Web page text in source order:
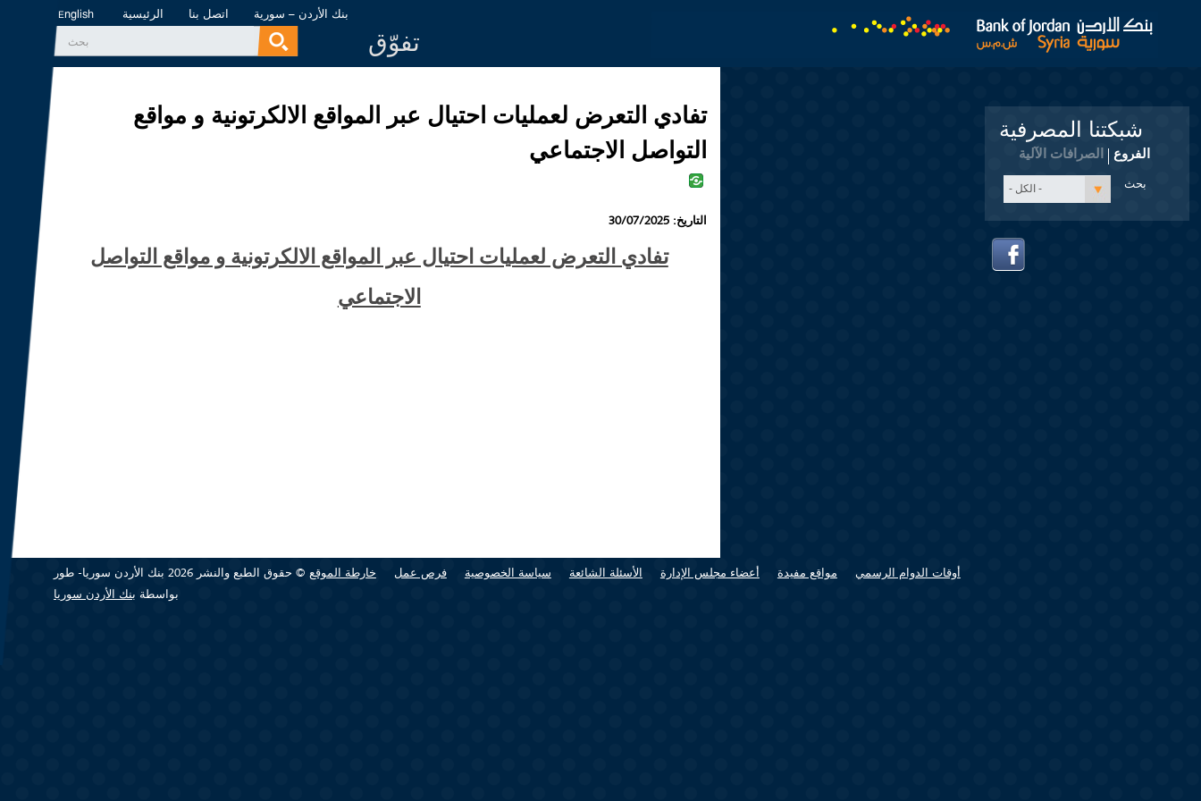
English الرئيسية اتصل بنا بنك الأردن – سورية
استمارة البحث
‏بحث ‏ تفوّق
تفادي التعرض لعمليات احتيال عبر المواقع الالكرتونية و مواقع
التواصل الاجتماعي
التاريخ: 30/07/2025
تفادي التعرض لعمليات احتيال عبر المواقع الالكرتونية و مواقع التواصل
الاجتماعي
شبكتنا المصرفية
الفروع الصرافات الآلية
- الكل -
خارطة الموقع فرص عمل سياسة الخصوصية الأسئلة الشائعة أعضاء مجلس الإدارة مواقع مفيدة أوقات الدوام الرسمي
© حقوق الطبع والنشر 2026 بنك الأردن سوريا- طور
بواسطة بنك الأردن سوريا